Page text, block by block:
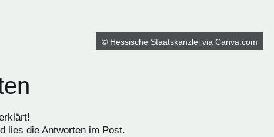
© Hessische Staatskanzlei via Canva.com
lies die Antworten im Post.